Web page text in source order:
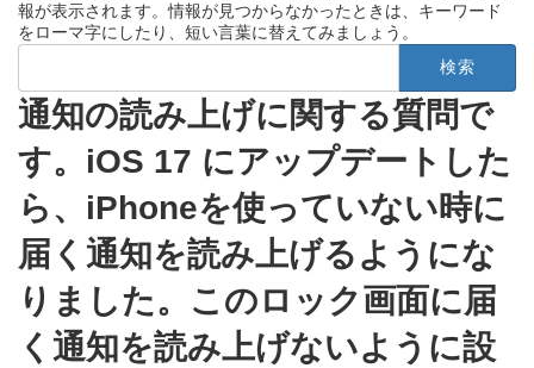
報が表示されます。情報が見つからなかったときは、キーワード
をローマ字にしたり、短い言葉に替えてみましょう。
検
通知の読み上げに関する質問で
す。iOS 17 にアップデートした
ら、iPhoneを使っていない時に
届く通知を読み上げるようにな
りました。このロック画面に届
く通知を読み上げないように設